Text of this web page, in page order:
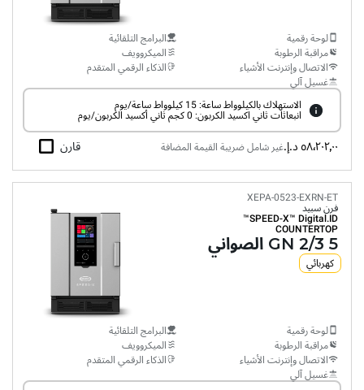
لوحة رقمية
مراقبة الرطوبة
الاتصال وإنترنت الأشياء
غسيل آلي
البرامج التلقائية
الميكروويف
الذكاء الرقمي المتقدم
الاستهلاك بالكيلوواط ساعة: 15 كيلوواط ساعة/يوم
انبعاثات ثاني اكسيد الكربون: 0 كجم ثاني أكسيد الكربون/يوم
٥٨٬٢٠٢٫٠٠ د.إ.‏ غير شامل ضريبة القيمة المضافة قارن
XEPA-0523-EXRN-ET
فرن سبيد
SPEED-X™ Digital.ID™
COUNTERTOP
5 GN 2/3 الصواني
كهربائي
لوحة رقمية
مراقبة الرطوبة
الاتصال وإنترنت الأشياء
غسيل آلي
البرامج التلقائية
الميكروويف
الذكاء الرقمي المتقدم